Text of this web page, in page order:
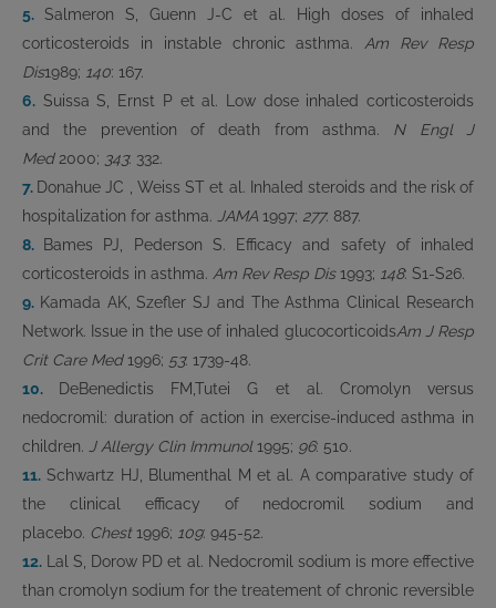
5. Salmeron S, Guenn J-C et al. High doses of inhaled
corticosteroids in instable chronic asthma.Am Rev Resp
Dis1989; 140: 167.
6. Suissa S, Ernst P et al. Low dose inhaled corticosteroids
and the prevention of death from asthma. N Engl J
Med2000; 343: 332.
7. Donahue JC , Weiss ST et al. Inhaled steroids and the risk of
hospitalization for asthma. JAMA 1997; 277: 887.
8.
Bames PJ, Pederson S. Efficacy and safety of inhaled
corticosteroids in asthma. Am Rev Resp Dis1993; 148: S1-S26.
9. Kamada AK, Szefler SJ and The Asthma Clinical Research
Network. Issue in the use of inhaled glucocorticoidsAm J Resp
Crit Care Med1996; 53: 1739-48.
10.
DeBenedictis FM,Tutei G et al. Cromolyn versus
nedocromil: duration of action in exercise-induced asthma in
children. J Allergy Clin Immunol1995; 96: 510.
11. Schwartz HJ, Blumenthal M et al. A comparative study of
the clinical efficacy of nedocromil sodium and
placebo. Chest1996; 109: 945-52.
12. Lal S, Dorow PD et al. Nedocromil sodium is more effective
than cromolyn sodium for the treatement of chronic reversible